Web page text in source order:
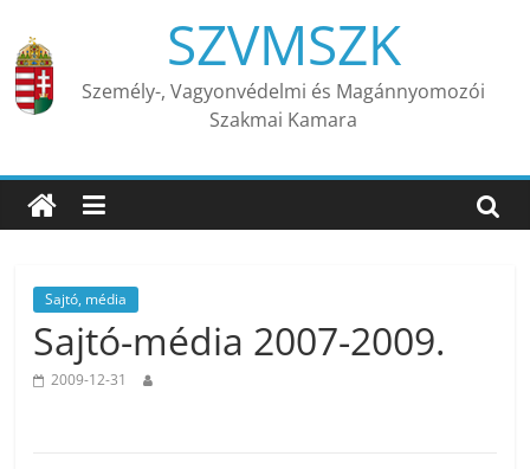
content
SZVMSZK
Személy-, Vagyonvédelmi és Magánnyomozói
Szakmai Kamara
Sajtó, média
Sajtó-média 2007-2009.
2009-12-31